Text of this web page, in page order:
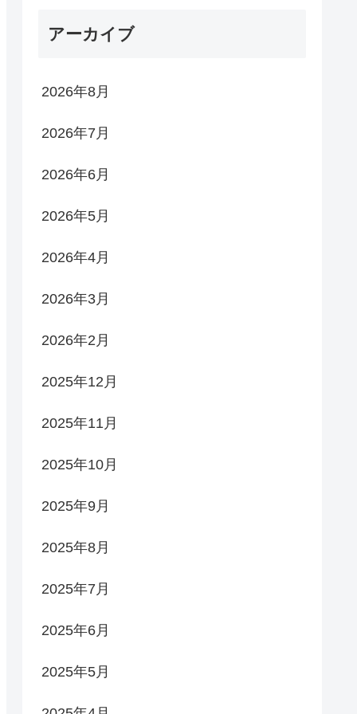
アーカイブ
2026年8月
2026年7月
2026年6月
2026年5月
2026年4月
2026年3月
2026年2月
2025年12月
2025年11月
2025年10月
2025年9月
2025年8月
2025年7月
2025年6月
2025年5月